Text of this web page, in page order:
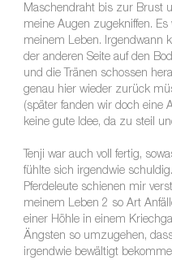
Maschendraht bis zur Brust
meine Augen zugekniffen.
meinem Leben. Irgendwann
der anderen Seite auf den
und die Tränen schossen
genau hier wieder zurück
(später fanden wir doch eine
keine gute Idee, da zu steil
Tenji war auch voll fertig,
fühlte sich irgendwie
Pferdeleute schienen mir
meinem Leben 2 so Art
einer Höhle in einem
Ängsten so umzugehen,
irgendwie bewältigt